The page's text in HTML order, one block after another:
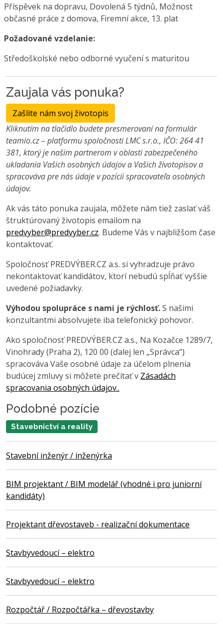
Příspěvek na dopravu, Dovolená 5 týdnů, Možnost
občasné práce z domova, Firemní akce, 13. plat
Požadované vzdelanie:
Středoškolské nebo odborné vyučení s maturitou
Zaujala vás ponuka?
Zašlite nám svoj životopis
Kliknutím na tlačidlo budete presmerovaní na formulár
teamio.cz – platformu spoločnosti LMC s.r.o., IČO: 264 41
381, ktorý je našim partnerom v oblasti zabezpečeného
ukladania Vašich osobných údajov a Vašich životopisov a
spracováva pre nás údaje v pozícii spracovateľa osobných
údajov.
Ak vás táto ponuka zaujala, môžete nám tiež zaslať váš
štruktúrovaný životopis emailom na
predvyber@predvyber.cz. Budeme Vás v najbližšom čase
kontaktovať.
Spoločnosť PREDVÝBER.CZ a.s. si vyhradzuje právo
nekontaktovať kandidátov, ktorí nebudú spĺňať vyššie
uvedené požiadavky.
Výhodou spolupráce s nami je rýchlosť.S našimi
konzultantmi absolvujete iba telefonický pohovor.
Ako spoločnosť PREDVÝBER.CZ a.s., Na Kozačce 1289/7,
Vinohrady (Praha 2), 120 00 (ďalej len „Správca“)
spracováva Vaše osobné údaje za účelom plnenia
budúcej zmluvy si môžete prečítať v Zásadách
spracovania osobných údajov..
Podobné pozície
Stavebnictví a reality
Stavební inženýr / inženýrka
BIM projektant / BIM modelář (vhodné i pro juniorní
kandidáty)
Projektant dřevostaveb - realizační dokumentace
Stavbyvedoucí – elektro
Stavbyvedoucí – elektro
Rozpočtář / Rozpočtářka – dřevostavby